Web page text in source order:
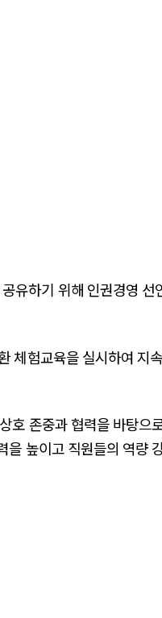
유하기 위해 인권경영
체험교육을 실시하여 지
호 존중과 협력을 바탕
높이고 직원들의 역량